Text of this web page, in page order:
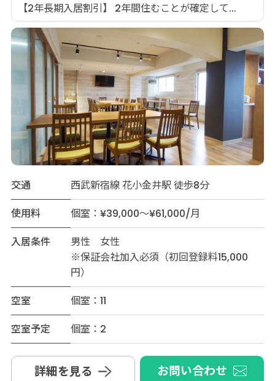
【2年長期入居割引】 2年間住むことが確定して...
交通
西武新宿線 花小金井駅 徒歩8分
使用料
個室：¥39,000～¥61,000/月
入居条件
男性 女性
※保証会社加入必須（初回登録料15,000
円）
空室
個室：11
空室予定
個室：2
詳細を見る お問い合わせ